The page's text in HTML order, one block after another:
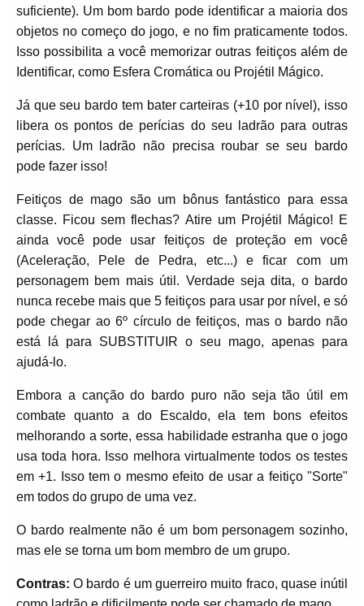
suficiente). Um bom bardo pode identificar a maioria dos
objetos no começo do jogo, e no fim praticamente todos.
Isso possibilita a você memorizar outras feitiços além de
Identificar, como Esfera Cromática ou Projétil Mágico.
Já que seu bardo tem bater carteiras (+10 por nível), isso
libera os pontos de perícias do seu ladrão para outras
perícias. Um ladrão não precisa roubar se seu bardo
pode fazer isso!
Feitiços de mago são um bônus fantástico para essa
classe. Ficou sem flechas? Atire um Projétil Mágico! E
ainda você pode usar feitiços de proteção em você
(Aceleração, Pele de Pedra, etc...) e ficar com um
personagem bem mais útil. Verdade seja dita, o bardo
nunca recebe mais que 5 feitiços para usar por nível, e só
pode chegar ao 6º círculo de feitiços, mas o bardo não
está lá para SUBSTITUIR o seu mago, apenas para
ajudá-lo.
Embora a canção do bardo puro não seja tão útil em
combate quanto a do Escaldo, ela tem bons efeitos
melhorando a sorte, essa habilidade estranha que o jogo
usa toda hora. Isso melhora virtualmente todos os testes
em +1. Isso tem o mesmo efeito de usar a feitiço "Sorte"
em todos do grupo de uma vez.
O bardo realmente não é um bom personagem sozinho,
mas ele se torna um bom membro de um grupo.
Contras: O bardo é um guerreiro muito fraco, quase inútil